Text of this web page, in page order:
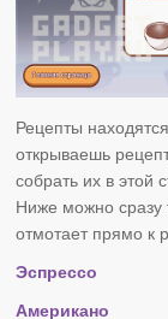
Рецепты
открываешь
собрать их в этой
Ниже можно сразу
отмотает прямо к
Эспрессо
Американо